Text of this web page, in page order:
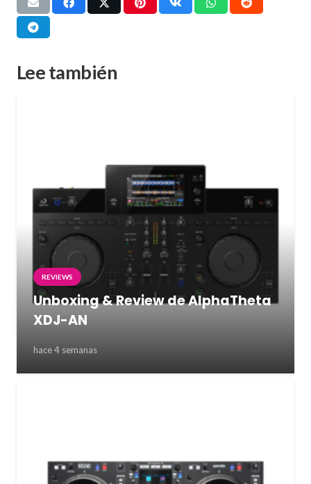
Lee también
REVIEWS
Unboxing & Review de AlphaTheta
XDJ-AN
hace 4 semanas